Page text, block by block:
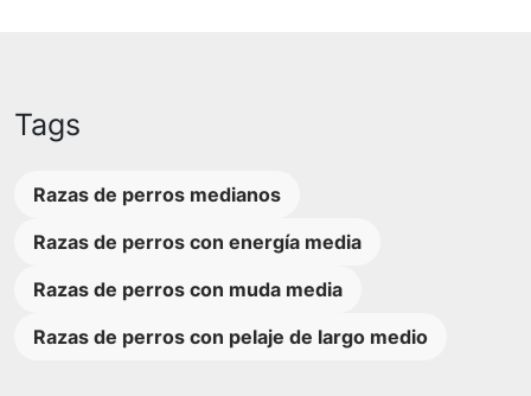
Tags
Razas de perros medianos
Razas de perros con energía media
Razas de perros con muda media
Razas de perros con pelaje de largo medio